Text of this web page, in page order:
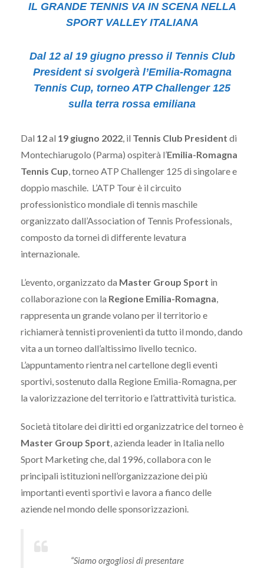
IL GRANDE TENNIS VA IN SCENA NELLA
SPORT VALLEY ITALIANA
Dal 12 al 19 giugno presso il Tennis Club
President si svolgerà l’Emilia-Romagna
Tennis Cup, torneo ATP Challenger 125
sulla terra rossa emiliana
Dal 12al 19 giugno 2022, il Tennis Club President di
Montechiarugolo (Parma) ospiterà l’Emilia-Romagna
Tennis Cup, torneo ATP Challenger 125 di singolare e
doppio maschile. L’ATP Tour è il circuito
professionistico mondiale di tennis maschile
organizzato dall’Association of Tennis Professionals,
composto da tornei di differente levatura
internazionale.
L’evento, organizzato da Master Group Sport in
collaborazione con la Regione Emilia-Romagna,
rappresenta un grande volano per il territorio e
richiamerà tennisti provenienti da tutto il mondo, dando
vita a un torneo dall’altissimo livello tecnico.
L’appuntamento rientra nel cartellone degli eventi
sportivi, sostenuto dalla Regione Emilia-Romagna, per
la valorizzazione del territorio e l’attrattività turistica.
Società titolare dei diritti ed organizzatrice del torneo è
Master Group Sport, azienda leader in Italia nello
Sport Marketing che, dal 1996, collabora con le
principali istituzioni nell’organizzazione dei più
importanti eventi sportivi e lavora a fianco delle
aziende nel mondo delle sponsorizzazioni.
“Siamo orgogliosi di presentare